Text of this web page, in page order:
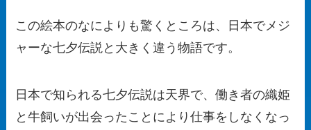
この絵本のなによりも驚くところは、日本でメジ
ャーな七夕伝説と大きく違う物語です。
日本で知られる七夕伝説は天界で、働き者の織姫
と牛飼いが出会ったことにより仕事をしなくなっ